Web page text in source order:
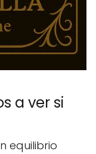
a ver si
equilibrio